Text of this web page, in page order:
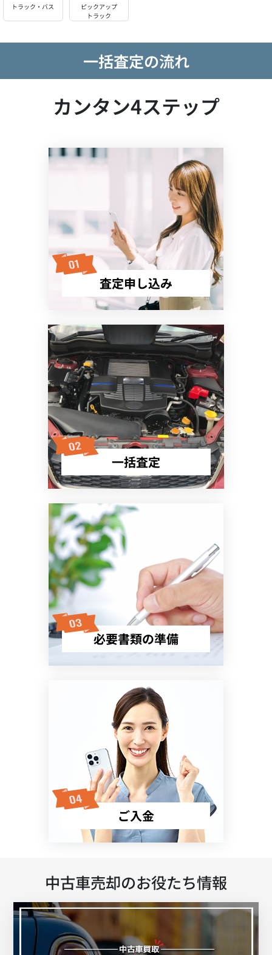
トラック・バス
ピックアップ
トラック
一括査定の流れ
カンタン4ステップ
査定申し込み
一括査定
必要書類の準備
ご入金
中古車売却のお役たち情報